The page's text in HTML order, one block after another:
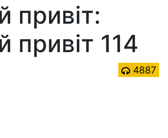
привіт:
привіт 114
4887